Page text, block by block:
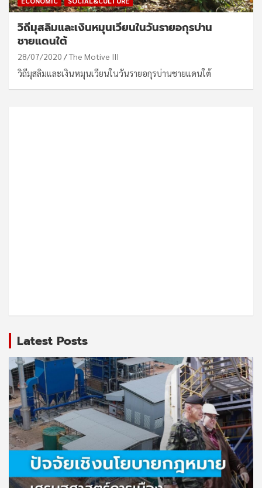
วิถีมุสลิมและเงินหมุนเวียนในวันรายอกุรบ่าน
ชายแดนใต้
28/07/2020 The Motive III
วิถีมุสลิมและเงินหมุนเวียนในวันรายอกุรบ่านชายแดนใต้
Latest Posts